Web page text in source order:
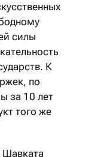
силы
К
по
за 10 лет
того же
Шавката